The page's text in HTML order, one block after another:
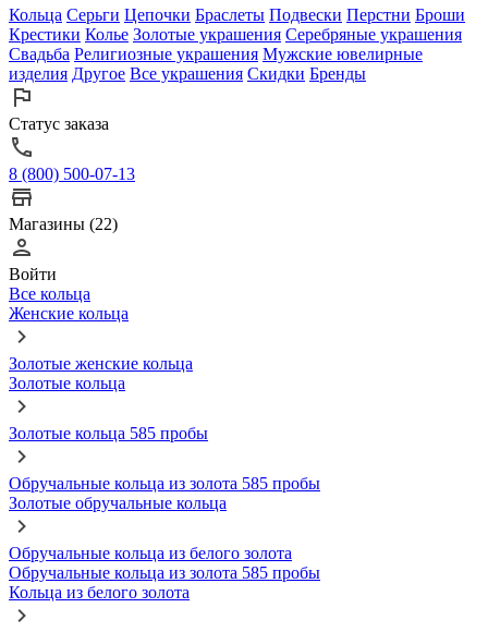
Кольца Серьги Цепочки Браслеты Подвески Перстни Броши
Крестики Колье Золотые украшения Серебряные украшения
Свадьба Религиозные украшения Мужские ювелирные
изделия Другое Все украшения Скидки Бренды
Статус заказа
8 (800) 500-07-13
Магазины (22)
Войти
Все кольца
Женские кольца
Золотые женские кольца
Золотые кольца
Золотые кольца 585 пробы
Обручальные кольца из золота 585 пробы
Золотые обручальные кольца
Обручальные кольца из белого золота
Обручальные кольца из золота 585 пробы
Кольца из белого золота